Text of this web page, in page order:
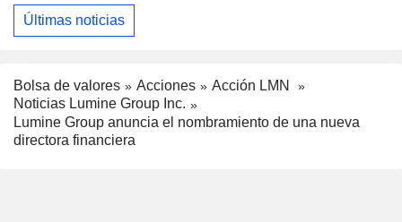
Últimas noticias
Bolsa de valores Acciones
Acción LMN
Noticias Lumine Group Inc.
Lumine Group anuncia el nombramiento de una nueva
directora financiera